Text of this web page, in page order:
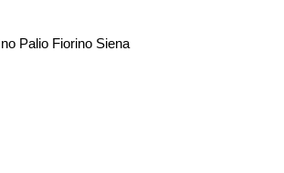
Palio Fiorino Siena